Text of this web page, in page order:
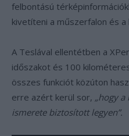
felbontású
kivetíteni a műszerfalon és a
A Teslával ellentétben a
időszakot és 100
összes funkciót közúton
erre azért kerül sor, „hogy
ismerete biztosított legyen”.